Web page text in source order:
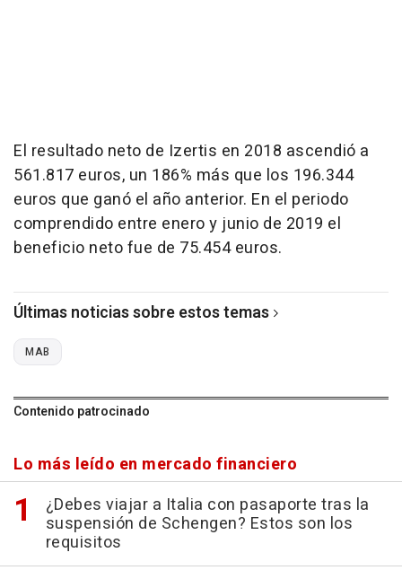
El resultado neto de Izertis en 2018 ascendió a
561.817 euros, un 186% más que los 196.344
euros que ganó el año anterior. En el periodo
comprendido entre enero y junio de 2019 el
beneficio neto fue de 75.454 euros.
Últimas noticias sobre estos temas
MAB
Contenido patrocinado
Lo más leído en mercado financiero
¿Debes viajar a Italia con pasaporte tras la
suspensión de Schengen? Estos son los
requisitos